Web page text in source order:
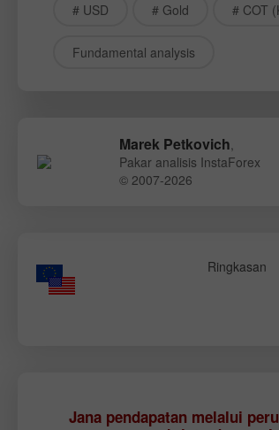
# USD # Gold # COT
Fundamental analysis
Marek Petkovich,
Pakar analisis InstaForex
© 2007-2026
Ringkasan
Jana pendapatan melalui